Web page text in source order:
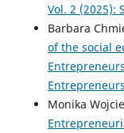
Vol. 2 (2025):
Barbara
of the social
Monika